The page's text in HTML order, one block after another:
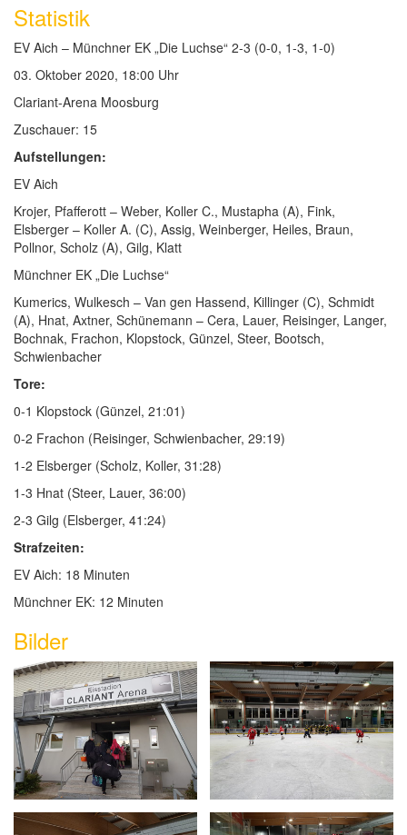
Statistik
EV Aich – Münchner EK „Die Luchse“ 2-3 (0-0, 1-3, 1-0)
03. Oktober 2020, 18:00 Uhr
Clariant-Arena Moosburg
Zuschauer: 15
Aufstellungen:
EV Aich
Krojer, Pfafferott – Weber, Koller C., Mustapha (A), Fink,
Elsberger – Koller A. (C), Assig, Weinberger, Heiles, Braun,
Pollnor, Scholz (A), Gilg, Klatt
Münchner EK „Die Luchse“
Kumerics, Wulkesch – Van gen Hassend, Killinger (C), Schmidt
(A), Hnat, Axtner, Schünemann – Cera, Lauer, Reisinger, Langer,
Bochnak, Frachon, Klopstock, Günzel, Steer, Bootsch,
Schwienbacher
Tore:
0-1 Klopstock (Günzel, 21:01)
0-2 Frachon (Reisinger, Schwienbacher, 29:19)
1-2 Elsberger (Scholz, Koller, 31:28)
1-3 Hnat (Steer, Lauer, 36:00)
2-3 Gilg (Elsberger, 41:24)
Strafzeiten:
EV Aich: 18 Minuten
Münchner EK: 12 Minuten
Bilder